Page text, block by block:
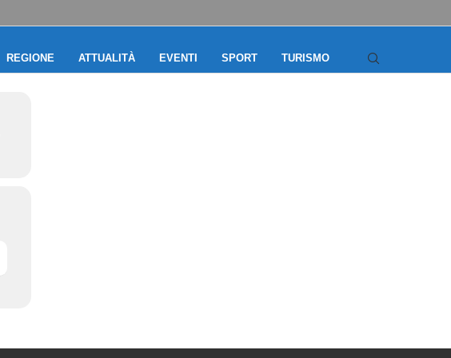
REGIONE ATTUALITÀ EVENTI SPORT TURISMO